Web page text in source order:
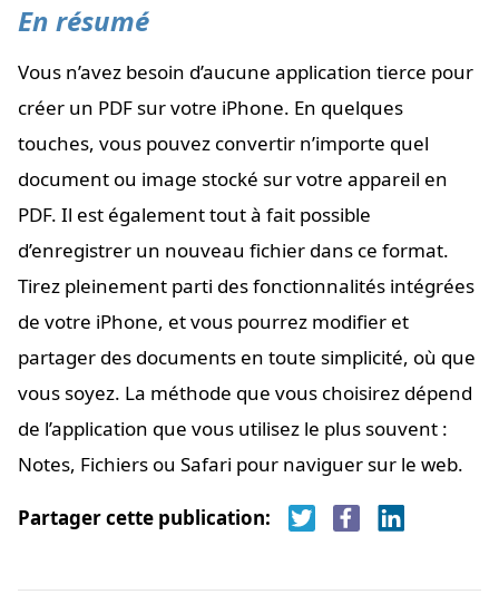
En résumé
Vous n’avez besoin d’aucune application tierce pour
créer un PDF sur votre iPhone. En quelques
touches, vous pouvez convertir n’importe quel
document ou image stocké sur votre appareil en
PDF. Il est également tout à fait possible
d’enregistrer un nouveau fichier dans ce format.
Tirez pleinement parti des fonctionnalités intégrées
de votre iPhone, et vous pourrez modifier et
partager des documents en toute simplicité, où que
vous soyez. La méthode que vous choisirez dépend
de l’application que vous utilisez le plus souvent :
Notes, Fichiers ou Safari pour naviguer sur le web.
Partager cette publication: